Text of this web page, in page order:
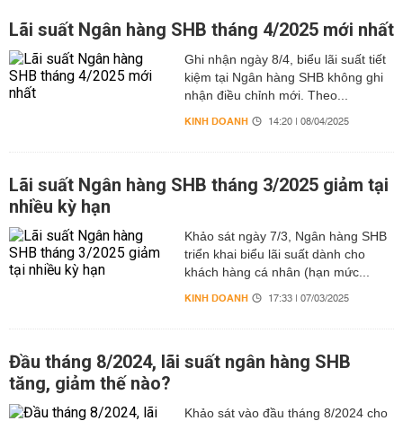
Lãi suất Ngân hàng SHB tháng 4/2025 mới nhất
Ghi nhận ngày 8/4, biểu lãi suất tiết
kiệm tại Ngân hàng SHB không ghi
nhận điều chỉnh mới. Theo...
KINH DOANH 14:20 | 08/04/2025
Lãi suất Ngân hàng SHB tháng 3/2025 giảm tại
nhiều kỳ hạn
Khảo sát ngày 7/3, Ngân hàng SHB
triển khai biểu lãi suất dành cho
khách hàng cá nhân (hạn mức...
KINH DOANH 17:33 | 07/03/2025
Đầu tháng 8/2024, lãi suất ngân hàng SHB
tăng, giảm thế nào?
Khảo sát vào đầu tháng 8/2024 cho